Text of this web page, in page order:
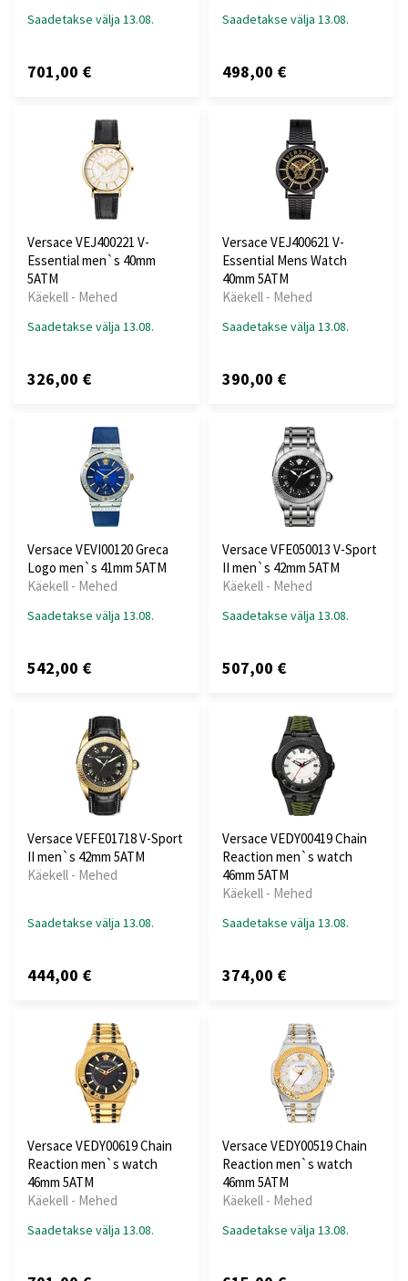
Saadetakse välja 13.08.
701,00 €
Saadetakse välja 13.08.
498,00 €
Versace VEJ400221 V-
Essential men`s 40mm
5ATM
Käekell - Mehed
Saadetakse välja 13.08.
326,00 €
Versace VEJ400621 V-
Essential Mens Watch
40mm 5ATM
Käekell - Mehed
Saadetakse välja 13.08.
390,00 €
Versace VEVI00120 Greca
Logo men`s 41mm 5ATM
Käekell - Mehed
Saadetakse välja 13.08.
542,00 €
Versace VFE050013 V-Sport
II men`s 42mm 5ATM
Käekell - Mehed
Saadetakse välja 13.08.
507,00 €
Versace VEFE01718 V-Sport
II men`s 42mm 5ATM
Käekell - Mehed
Saadetakse välja 13.08.
444,00 €
Versace VEDY00419 Chain
Reaction men`s watch
46mm 5ATM
Käekell - Mehed
Saadetakse välja 13.08.
374,00 €
Versace VEDY00619 Chain
Reaction men`s watch
46mm 5ATM
Käekell - Mehed
Saadetakse välja 13.08.
Versace VEDY00519 Chain
Reaction men`s watch
46mm 5ATM
Käekell - Mehed
Saadetakse välja 13.08.